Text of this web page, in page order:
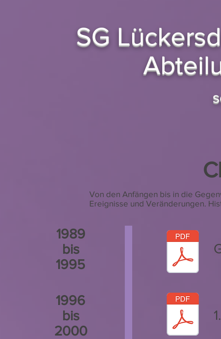
SG
Von den Anfängen bis in die
Ereignisse und Veränderungen.
1989
bis
1995
1996
bis
2000